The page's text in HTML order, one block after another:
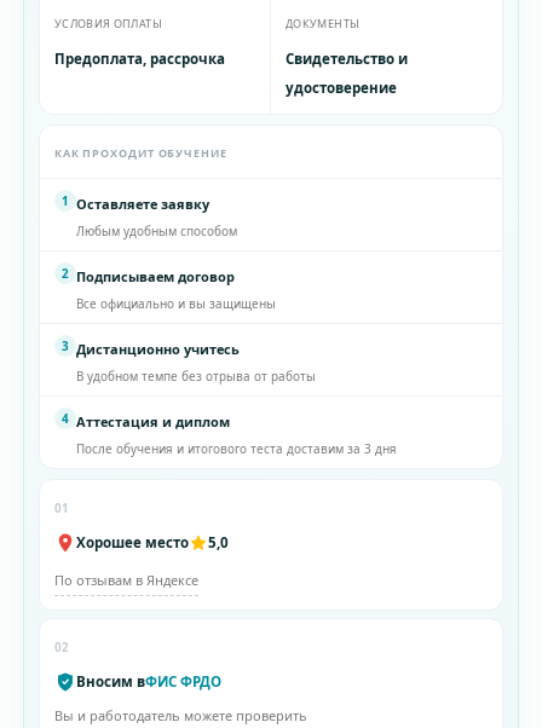
УСЛОВИЯ ОПЛАТЫ
Предоплата, рассрочка
ДОКУМЕНТЫ
Свидетельство и
удостоверение
КАК ПРОХОДИТ ОБУЧЕНИЕ
1 Оставляете заявку
Любым удобным способом
2 Подписываем договор
Все официально и вы защищены
3 Дистанционно учитесь
В удобном темпе без отрыва от работы
4 Аттестация и диплом
После обучения и итогового теста доставим за 3 дня
01
Хорошее место 5,0
По отзывам в Яндексе
02
Вносим вФИС ФРДО
Вы и работодатель можете проверить